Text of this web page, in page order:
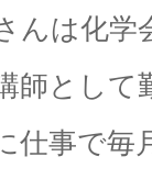
んは化学
師として
仕事で毎